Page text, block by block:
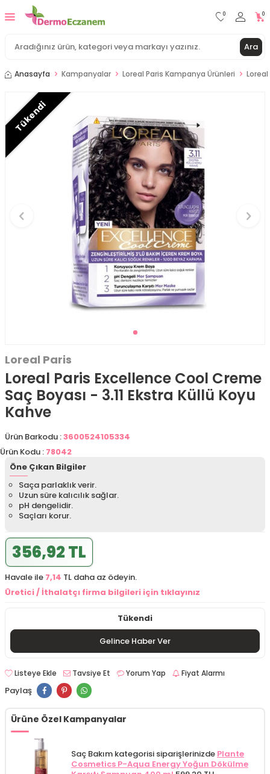
Ara
0 0
Anasayfa Kampanyalar Loreal Paris Kampanya Ürünleri Loreal
Tükendi
Loreal Paris
Loreal Paris Excellence Cool Creme
Saç Boyası - 3.11 Ekstra Küllü Koyu
Kahve
Ürün Barkodu :3600524105334
Ürün Kodu : 78042
Öne Çıkan Bilgiler
Saça parlaklık verir.
Uzun süre kalıcılık sağlar.
pH dengelidir.
Saçları korur.
356,92 TL
Havale ile 7,14 TL daha az ödeyin.
Üretici / İthalatçı firma bilgileri için tıklayınız
Tükendi
Gelince Haber Ver
Listeye Ekle Tavsiye Et Yorum Yap Fiyat Alarmı
Paylaş
Ürüne Özel Kampanyalar
Saç Bakım kategorisi siparişlerinizde Plante
Cosmetics P-Aqua Energy Yoğun Dökülme